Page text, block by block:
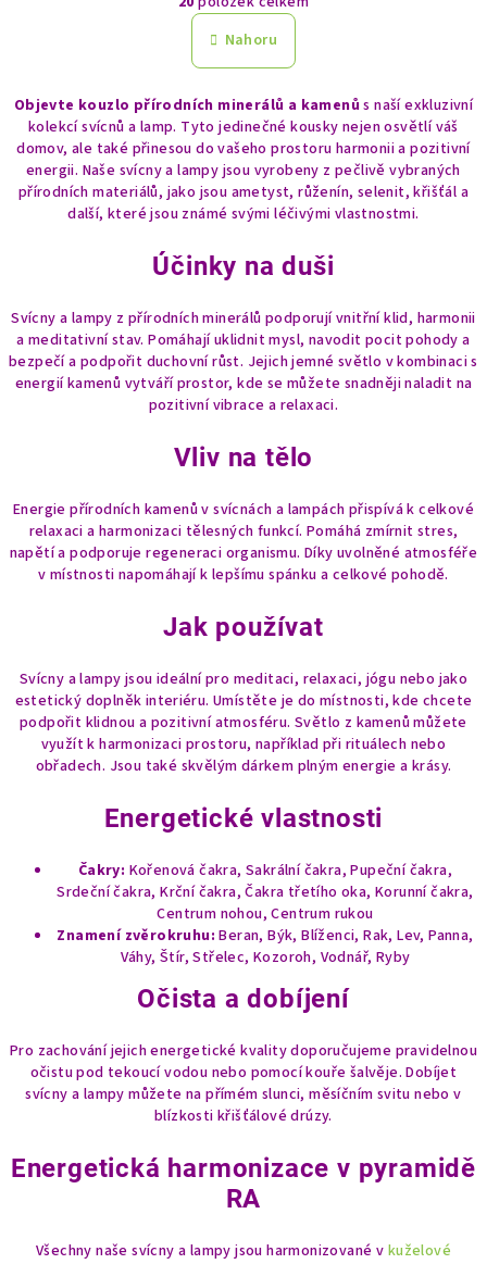
v
l
á
a
c
í
p
r
k
v
ý
p
i
s
á
n
k
o
á
n
í
Nahoru
Objevte kouzlo přírodních minerálů a kamenůs naší exkluzivní
kolekcí svícnů a lamp. Tyto jedinečné kousky nejen osvětlí váš
domov, ale také přinesou do vašeho prostoru harmonii a pozitivní
energii. Naše svícny a lampy jsou vyrobeny z pečlivě vybraných
přírodních materiálů, jako jsou ametyst, růženín, selenit, křišťál a
další, které jsou známé svými léčivými vlastnostmi.
Účinky na duši
Svícny a lampy z přírodních minerálů podporují vnitřní klid, harmonii
a meditativní stav. Pomáhají uklidnit mysl, navodit pocit pohody a
bezpečí a podpořit duchovní růst. Jejich jemné světlo v kombinaci s
energií kamenů vytváří prostor, kde se můžete snadněji naladit na
pozitivní vibrace a relaxaci.
Vliv na tělo
Energie přírodních kamenů v svícnách a lampách přispívá k celkové
relaxaci a harmonizaci tělesných funkcí. Pomáhá zmírnit stres,
napětí a podporuje regeneraci organismu. Díky uvolněné atmosféře
v místnosti napomáhají k lepšímu spánku a celkové pohodě.
Jak používat
Svícny a lampy jsou ideální pro meditaci, relaxaci, jógu nebo jako
estetický doplněk interiéru. Umístěte je do místnosti, kde chcete
podpořit klidnou a pozitivní atmosféru. Světlo z kamenů můžete
využít k harmonizaci prostoru, například při rituálech nebo
obřadech. Jsou také skvělým dárkem plným energie a krásy.
Energetické vlastnosti
Čakry: Kořenová čakra, Sakrální čakra, Pupeční čakra,
Srdeční čakra, Krční čakra, Čakra třetího oka, Korunní čakra,
Centrum nohou, Centrum rukou
Znamení zvěrokruhu: Beran, Býk, Blíženci, Rak, Lev, Panna,
Váhy, Štír, Střelec, Kozoroh, Vodnář, Ryby
Očista a dobíjení
Pro zachování jejich energetické kvality doporučujeme pravidelnou
očistu pod tekoucí vodou nebo pomocí kouře šalvěje. Dobíjet
svícny a lampy můžete na přímém slunci, měsíčním svitu nebo v
blízkosti křišťálové drúzy.
Energetická harmonizace v pyramidě
RA
Všechny naše svícny a lampy jsou harmonizované v kuželové